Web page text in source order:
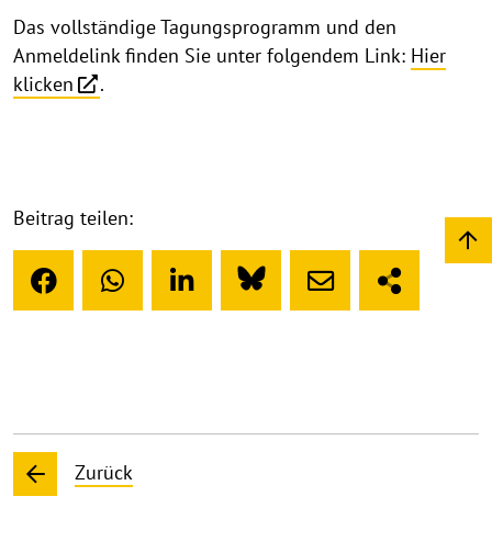
Das vollständige Tagungsprogramm und den
Anmeldelink finden Sie unter folgendem Link: Hier
klicken
.
Beitrag teilen:
Zurück